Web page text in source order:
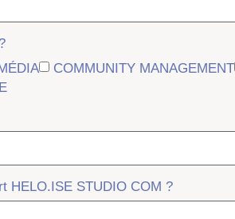
COMMUNITY MANAGEMENT
HELO.ISE STUDIO COM ?